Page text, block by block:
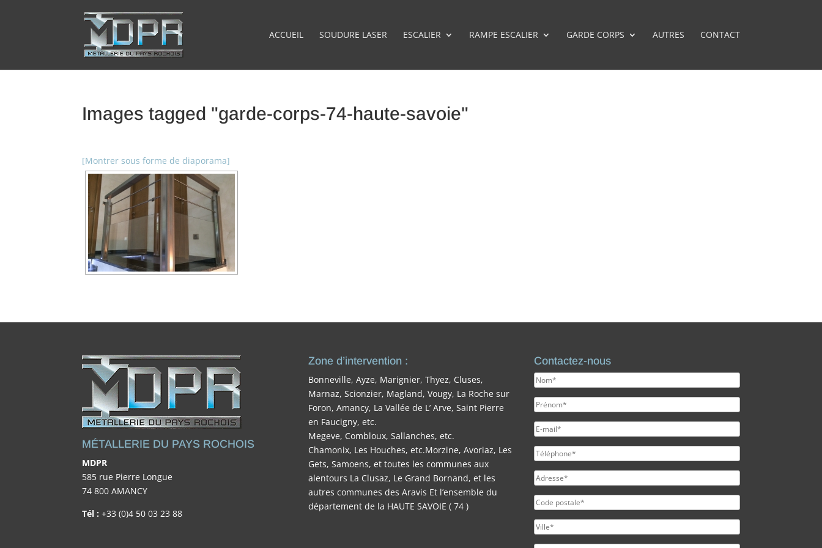
ACCUEIL SOUDURE LASER ESCALIER RAMPE ESCALIER GARDE CORPS AUTRES CONTACT
Images tagged "garde-corps-74-haute-savoie"
[Montrer sous forme de diaporama]
MÉTALLERIE DU PAYS ROCHOIS
MDPR
585 rue Pierre Longue
74 800 AMANCY
Tél : +33 (0)4 50 03 23 88
Zone d’intervention :
Bonneville, Ayze, Marignier, Thyez, Cluses,
Marnaz, Scionzier, Magland, Vougy, La Roche sur
Foron, Amancy, La Vallée de L’ Arve, Saint Pierre
en Faucigny, etc.
Megeve, Combloux, Sallanches, etc.
Chamonix, Les Houches, etc.Morzine, Avoriaz, Les
Gets, Samoens, et toutes les communes aux
alentours La Clusaz, Le Grand Bornand, et les
autres communes des Aravis Et l’ensemble du
département de la HAUTE SAVOIE ( 74 )
Contactez-nous